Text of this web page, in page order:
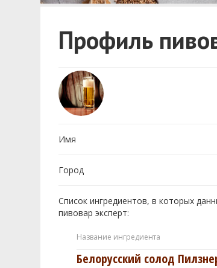
Профиль
Имя
Город
Список ингредиентов, в которых
пивовар эксперт:
Название ингредиента
Белорусский солод